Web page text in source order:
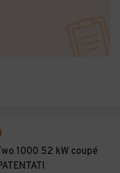
1000 52 kW coupé